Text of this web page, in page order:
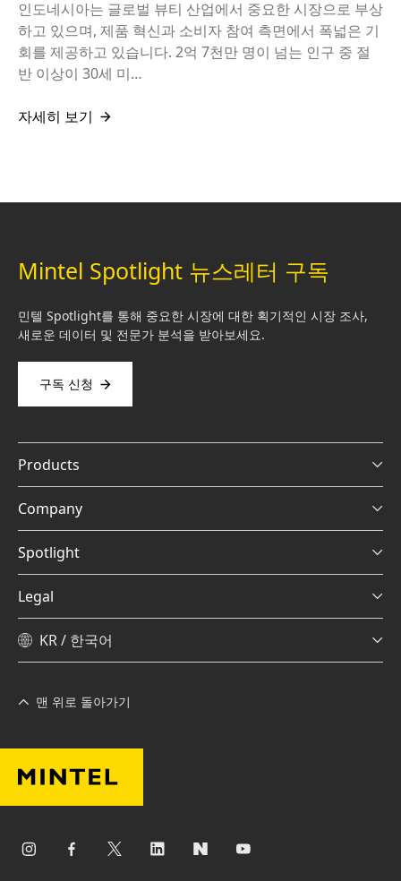
인도네시아는 글로벌 뷰티 산업에서 중요한 시장으로 부상
하고 있으며, 제품 혁신과 소비자 참여 측면에서 폭넓은 기
회를 제공하고 있습니다. 2억 7천만 명이 넘는 인구 중 절
반 이상이 30세 미…
자세히 보기
Mintel Spotlight 뉴스레터 구독
민텔 Spotlight를 통해 중요한 시장에 대한 획기적인 시장 조사,
새로운 데이터 및 전문가 분석을 받아보세요.
구독 신청
Products
Company
Spotlight
Legal
KR / 한국어
맨 위로 돌아가기